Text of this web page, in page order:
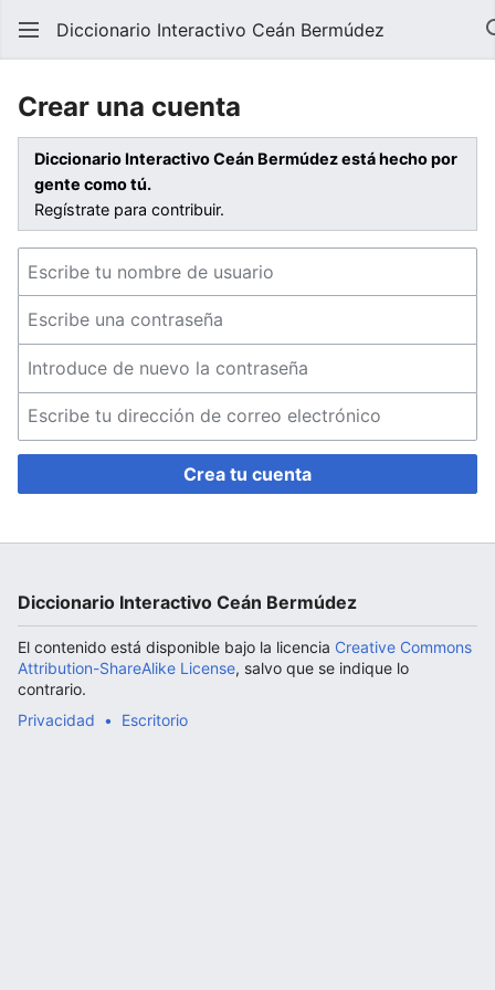
Abrir menú principal
Diccionario Interactivo Ceán Bermúdez
Crear una cuenta
Diccionario Interactivo Ceán Bermúdez está hecho por
gente como tú.
Regístrate para contribuir.
Crea tu cuenta
Diccionario Interactivo Ceán Bermúdez
El contenido está disponible bajo la licencia Creative Commons
Attribution-ShareAlike License, salvo que se indique lo
contrario.
Privacidad
Escritorio